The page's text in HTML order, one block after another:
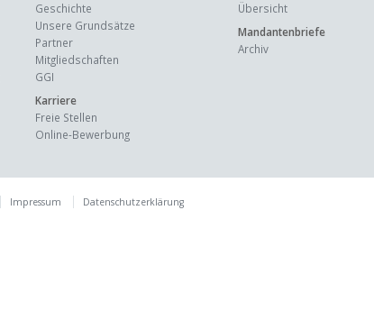
Geschichte
Unsere Grundsätze
Partner
Mitgliedschaften
GGI
Karriere
Freie Stellen
Online-Bewerbung
Übersicht
Mandantenbriefe
Archiv
Impressum Datenschutzerklärung